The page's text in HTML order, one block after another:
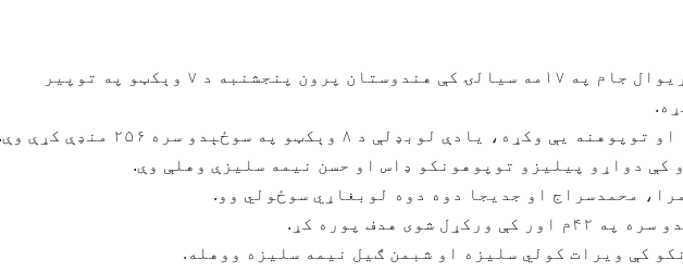
د کرکټ پنځوس اوریز نړیوال جام په ۱۷مه سیالۍ کې هندوستان پرون پنجشنبه د ۷ وېکټو په توپیر
یادې لوبډلې د ۸ وېکټو په سوځېدو سره ۲۵۶ منډې کړې وې.
کې دواړو پیلیزو توپوهونکو ډاس او حسن نیمه سلیزې وهلې وې.
محمدسراج او جدیجا دوه دوه لوبغاړي سوځولي وو.
کې ویرات کولي سلیزه او شبمن ګیل نیمه سلیزه ووهله.